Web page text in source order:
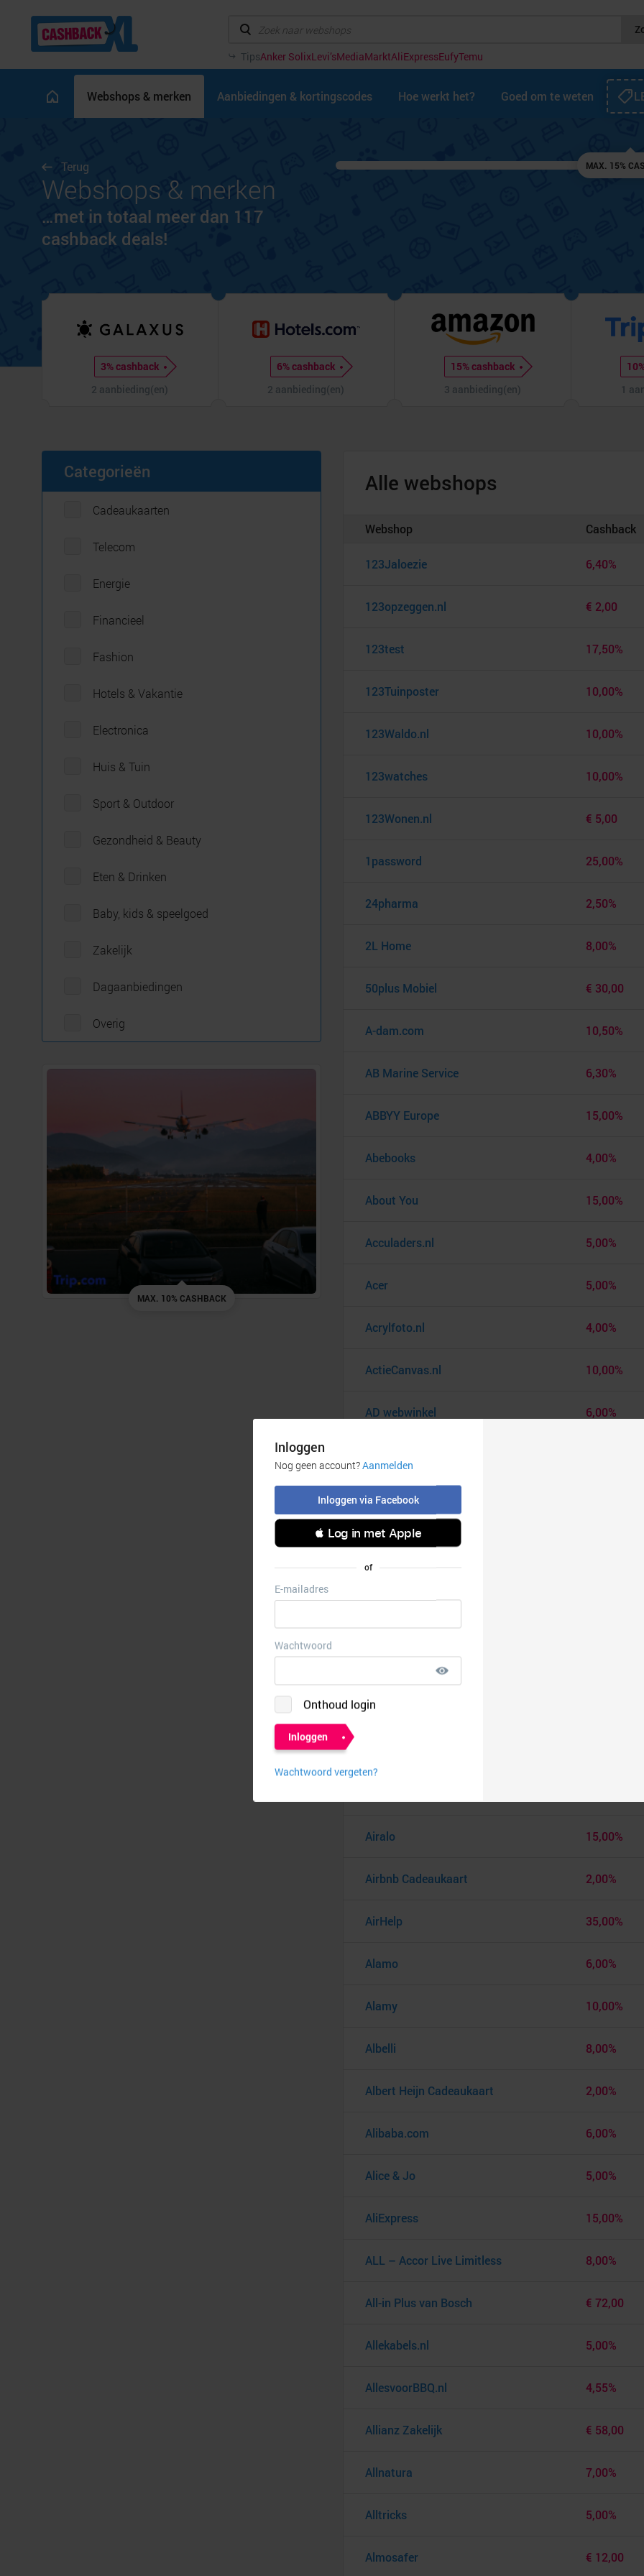
TipsAnker SolixLevi’sMediaMarktAliExpressEufyTemu
Webshops & merken Aanbiedingen & kortingscodes Hoe werkt het? Goed om te weten
Terug
Webshops & merken
…met in totaal meer dan 117
cashback deals!
MAX. 15%
3% cashback
2 aanbieding(en)
6% cashback
2 aanbieding(en)
15% cashback
3 aanbieding(en)
1
Categorieën
Cadeaukaarten
Telecom
Energie
Financieel
Fashion
Hotels & Vakantie
Electronica
Huis & Tuin
Sport & Outdoor
Gezondheid & Beauty
Eten & Drinken
Baby, kids & speelgoed
Zakelijk
Dagaanbiedingen
Overig
MAX. 10% CASHBACK
Alle webshops
Webshop Cashback
123Jaloezie 6,40%
123opzeggen.nl € 2,00
123test 17,50%
123Tuinposter 10,00%
123Waldo.nl 10,00%
123watches 10,00%
123Wonen.nl € 5,00
1password 25,00%
24pharma 2,50%
2L Home 8,00%
50plus Mobiel € 30,00
A-dam.com 10,50%
AB Marine Service 6,30%
ABBYY Europe 15,00%
Abebooks 4,00%
About You 15,00%
Acculaders.nl 5,00%
Acer 5,00%
Acrylfoto.nl 4,00%
ActieCanvas.nl 10,00%
AD webwinkel 6,00%
Adidas Cadeaukaart
Ador
Agoda
Airalo 15,00%
Airbnb Cadeaukaart 2,00%
AirHelp 35,00%
Alamo 6,00%
Alamy 10,00%
Albelli 8,00%
Albert Heijn Cadeaukaart 2,00%
Alibaba.com 6,00%
Alice & Jo 5,00%
AliExpress 15,00%
ALL – Accor Live Limitless 8,00%
All-in Plus van Bosch € 72,00
Allekabels.nl 5,00%
AllesvoorBBQ.nl 4,55%
Allianz Zakelijk € 58,00
Allnatura 7,00%
Alltricks 5,00%
Almosafer € 12,00